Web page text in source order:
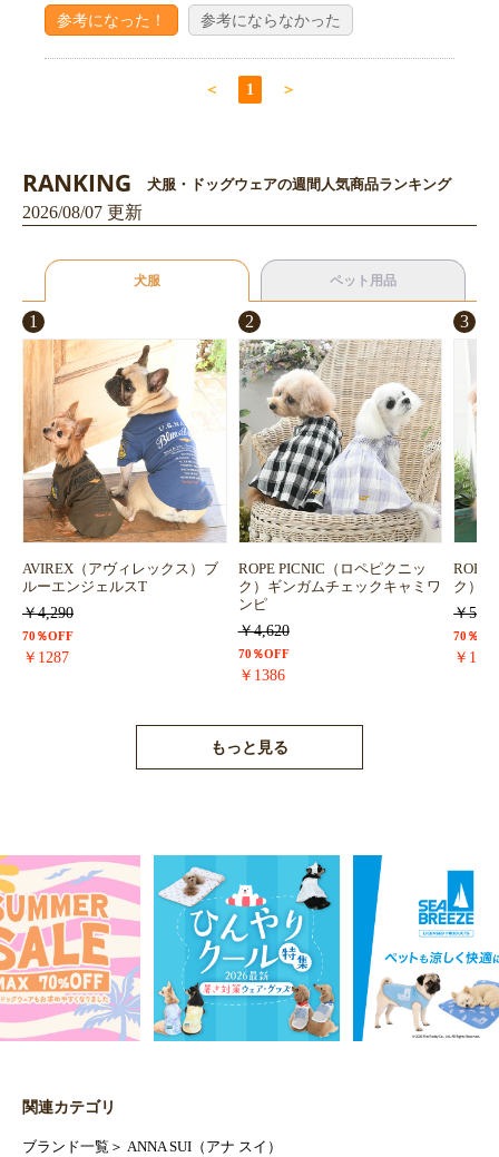
参考になった！ 参考にならなかった
＜ 1 ＞
RANKING 犬服・ドッグウェアの週間人気商品ランキング
2026/08/07 更新
犬服 ペット用品
1
AVIREX（アヴィレックス）ブ
ルーエンジェルスT
￥4,290
70％OFF
￥1287
2
ROPE PICNIC（ロペピクニッ
ク）ギンガムチェックキャミワ
ンピ
￥4,620
70％OFF
￥1386
3
ROPE
ク）
￥
70％
￥
もっと見る
関連カテゴリ
ブランド一覧 ＞ ANNA SUI（アナ スイ）